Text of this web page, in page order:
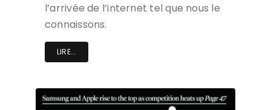
l’arrivée de l’internet tel que nous le
connaissons.
LIRE...